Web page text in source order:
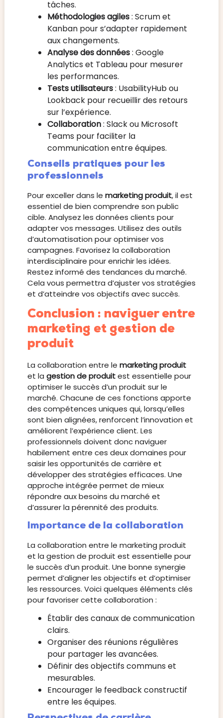
tâches.
Méthodologies agiles: Scrum et
Kanban pour s’adapter rapidement
aux changements.
Analyse des données: Google
Analytics et Tableau pour mesurer
les performances.
Tests utilisateurs: UsabilityHub ou
Lookback pour recueillir des retours
sur l’expérience.
Collaboration: Slack ou Microsoft
Teams pour faciliter la
communication entre équipes.
Conseils pratiques pour les
professionnels
Pour exceller dans le marketing produit, il est
essentiel de bien comprendre son public
cible. Analysez les données clients pour
adapter vos messages. Utilisez des outils
d’automatisation pour optimiser vos
campagnes. Favorisez la collaboration
interdisciplinaire pour enrichir les idées.
Restez informé des tendances du marché.
Cela vous permettra d’ajuster vos stratégies
et d’atteindre vos objectifs avec succès.
Conclusion : naviguer entre
marketing et gestion de
produit
La collaboration entre le marketing produit
et la gestion de produitest essentielle pour
optimiser le succès d’un produit sur le
marché. Chacune de ces fonctions apporte
des compétences uniques qui, lorsqu’elles
sont bien alignées, renforcent l’innovation et
améliorent l’expérience client. Les
professionnels doivent donc naviguer
habilement entre ces deux domaines pour
saisir les opportunités de carrière et
développer des stratégies efficaces. Une
approche intégrée permet de mieux
répondre aux besoins du marché et
d’assurer la pérennité des produits.
Importance de la collaboration
La collaboration entre le marketing produit
et la gestion de produit est essentielle pour
le succès d’un produit. Une bonne synergie
permet d’aligner les objectifs et d’optimiser
les ressources. Voici quelques éléments clés
pour favoriser cette collaboration :
Établir des canaux de communication
clairs.
Organiser des réunions régulières
pour partager les avancées.
Définir des objectifs communs et
mesurables.
Encourager le feedback constructif
entre les équipes.